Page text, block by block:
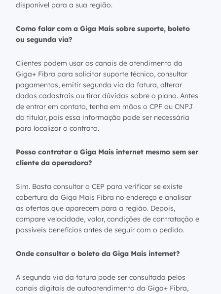
disponível para a sua região.
Como falar com a Giga Mais sobre suporte, boleto
ou segunda via?
Clientes podem usar os canais de atendimento da
Giga+ Fibra para solicitar suporte técnico, consultar
pagamentos, emitir segunda via da fatura, alterar
dados cadastrais ou tirar dúvidas sobre o plano. Antes
de entrar em contato, tenha em mãos o CPF ou CNPJ
do titular, pois essa informação pode ser necessária
para localizar o contrato.
Posso contratar a Giga Mais internet mesmo sem ser
cliente da operadora?
Sim. Basta consultar o CEP para verificar se existe
cobertura da Giga Mais Fibra no endereço e analisar
as ofertas que aparecem para a região. Depois,
compare velocidade, valor, condições de contratação e
possíveis benefícios antes de seguir com o pedido.
Onde consultar o boleto da Giga Mais internet?
A segunda via da fatura pode ser consultada pelos
canais digitais de autoatendimento da Giga+ Fibra,